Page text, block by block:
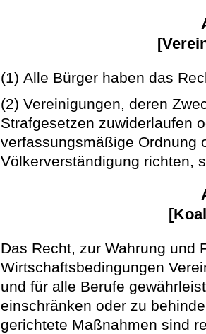
(1) Alle Bürger haben das
(2) Vereinigungen, deren
Strafgesetzen zuwiderlaufen
verfassungsmäßige Ordnung
Völkerverständigung richten,
Das Recht, zur Wahrung und
Wirtschaftsbedingungen
und für alle Berufe
einschränken oder zu
gerichtete Maßnahmen sind